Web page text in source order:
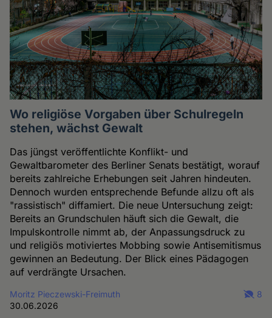
Wo religiöse Vorgaben über Schulregeln
stehen, wächst Gewalt
Das jüngst veröffentlichte Konflikt- und
Gewaltbarometer des Berliner Senats bestätigt, worauf
bereits zahlreiche Erhebungen seit Jahren hindeuten.
Dennoch wurden entsprechende Befunde allzu oft als
"rassistisch" diffamiert. Die neue Untersuchung zeigt:
Bereits an Grundschulen häuft sich die Gewalt, die
Impulskontrolle nimmt ab, der Anpassungsdruck zu
und religiös motiviertes Mobbing sowie Antisemitismus
gewinnen an Bedeutung. Der Blick eines Pädagogen
auf verdrängte Ursachen.
Moritz Pieczewski-Freimuth
30.06.2026
8